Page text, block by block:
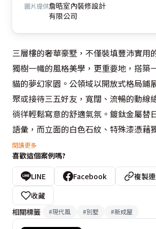
圖片提供詹晧室內裝修設計
有限公司
三層樓的奢華豪墅，不僅裝填豐沛實用
獨樹一幟的風格美學，更重要地，搭築
貓的夢幻家園。公領域以開放式格局鋪
聚或接待三五好友，寬闊、流暢的動線
徜徉輕鬆寫意的舒適氣氛。鍍鈦金屬替
語彙，而立面的白色石紋、特殊漆憑藉
呈現別緻的律動感和況味，描繪生動活
時，屋內各隅皆為貓咪量身打造休憩空
場域及走道，樹立新世代人類與毛孩們
範。
沙發區對應的電視牆，考量家人平時較
閱讀更多
喜歡這個案例嗎?
LINE Facebook 複製
收藏
相關標籤
#現代風 #別墅 #新成屋